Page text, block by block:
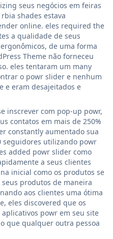
seus negócios em feiras
shades estava
online. eles required the
a qualidade de seus
de uma forma
Theme não forneceu
eles tentaram um many
o powr slider e nenhum
e eram desajeitados e
inscrever com pop-up powr,
contatos em mais de 250%
constantly aumentado sua
seguidores utilizando powr
added powr slider como
a seus clientes
inicial como os produtos se
produtos de maneira
aos clientes uma ótima
eles discovered que os
powr em seu site
que qualquer outra pessoa